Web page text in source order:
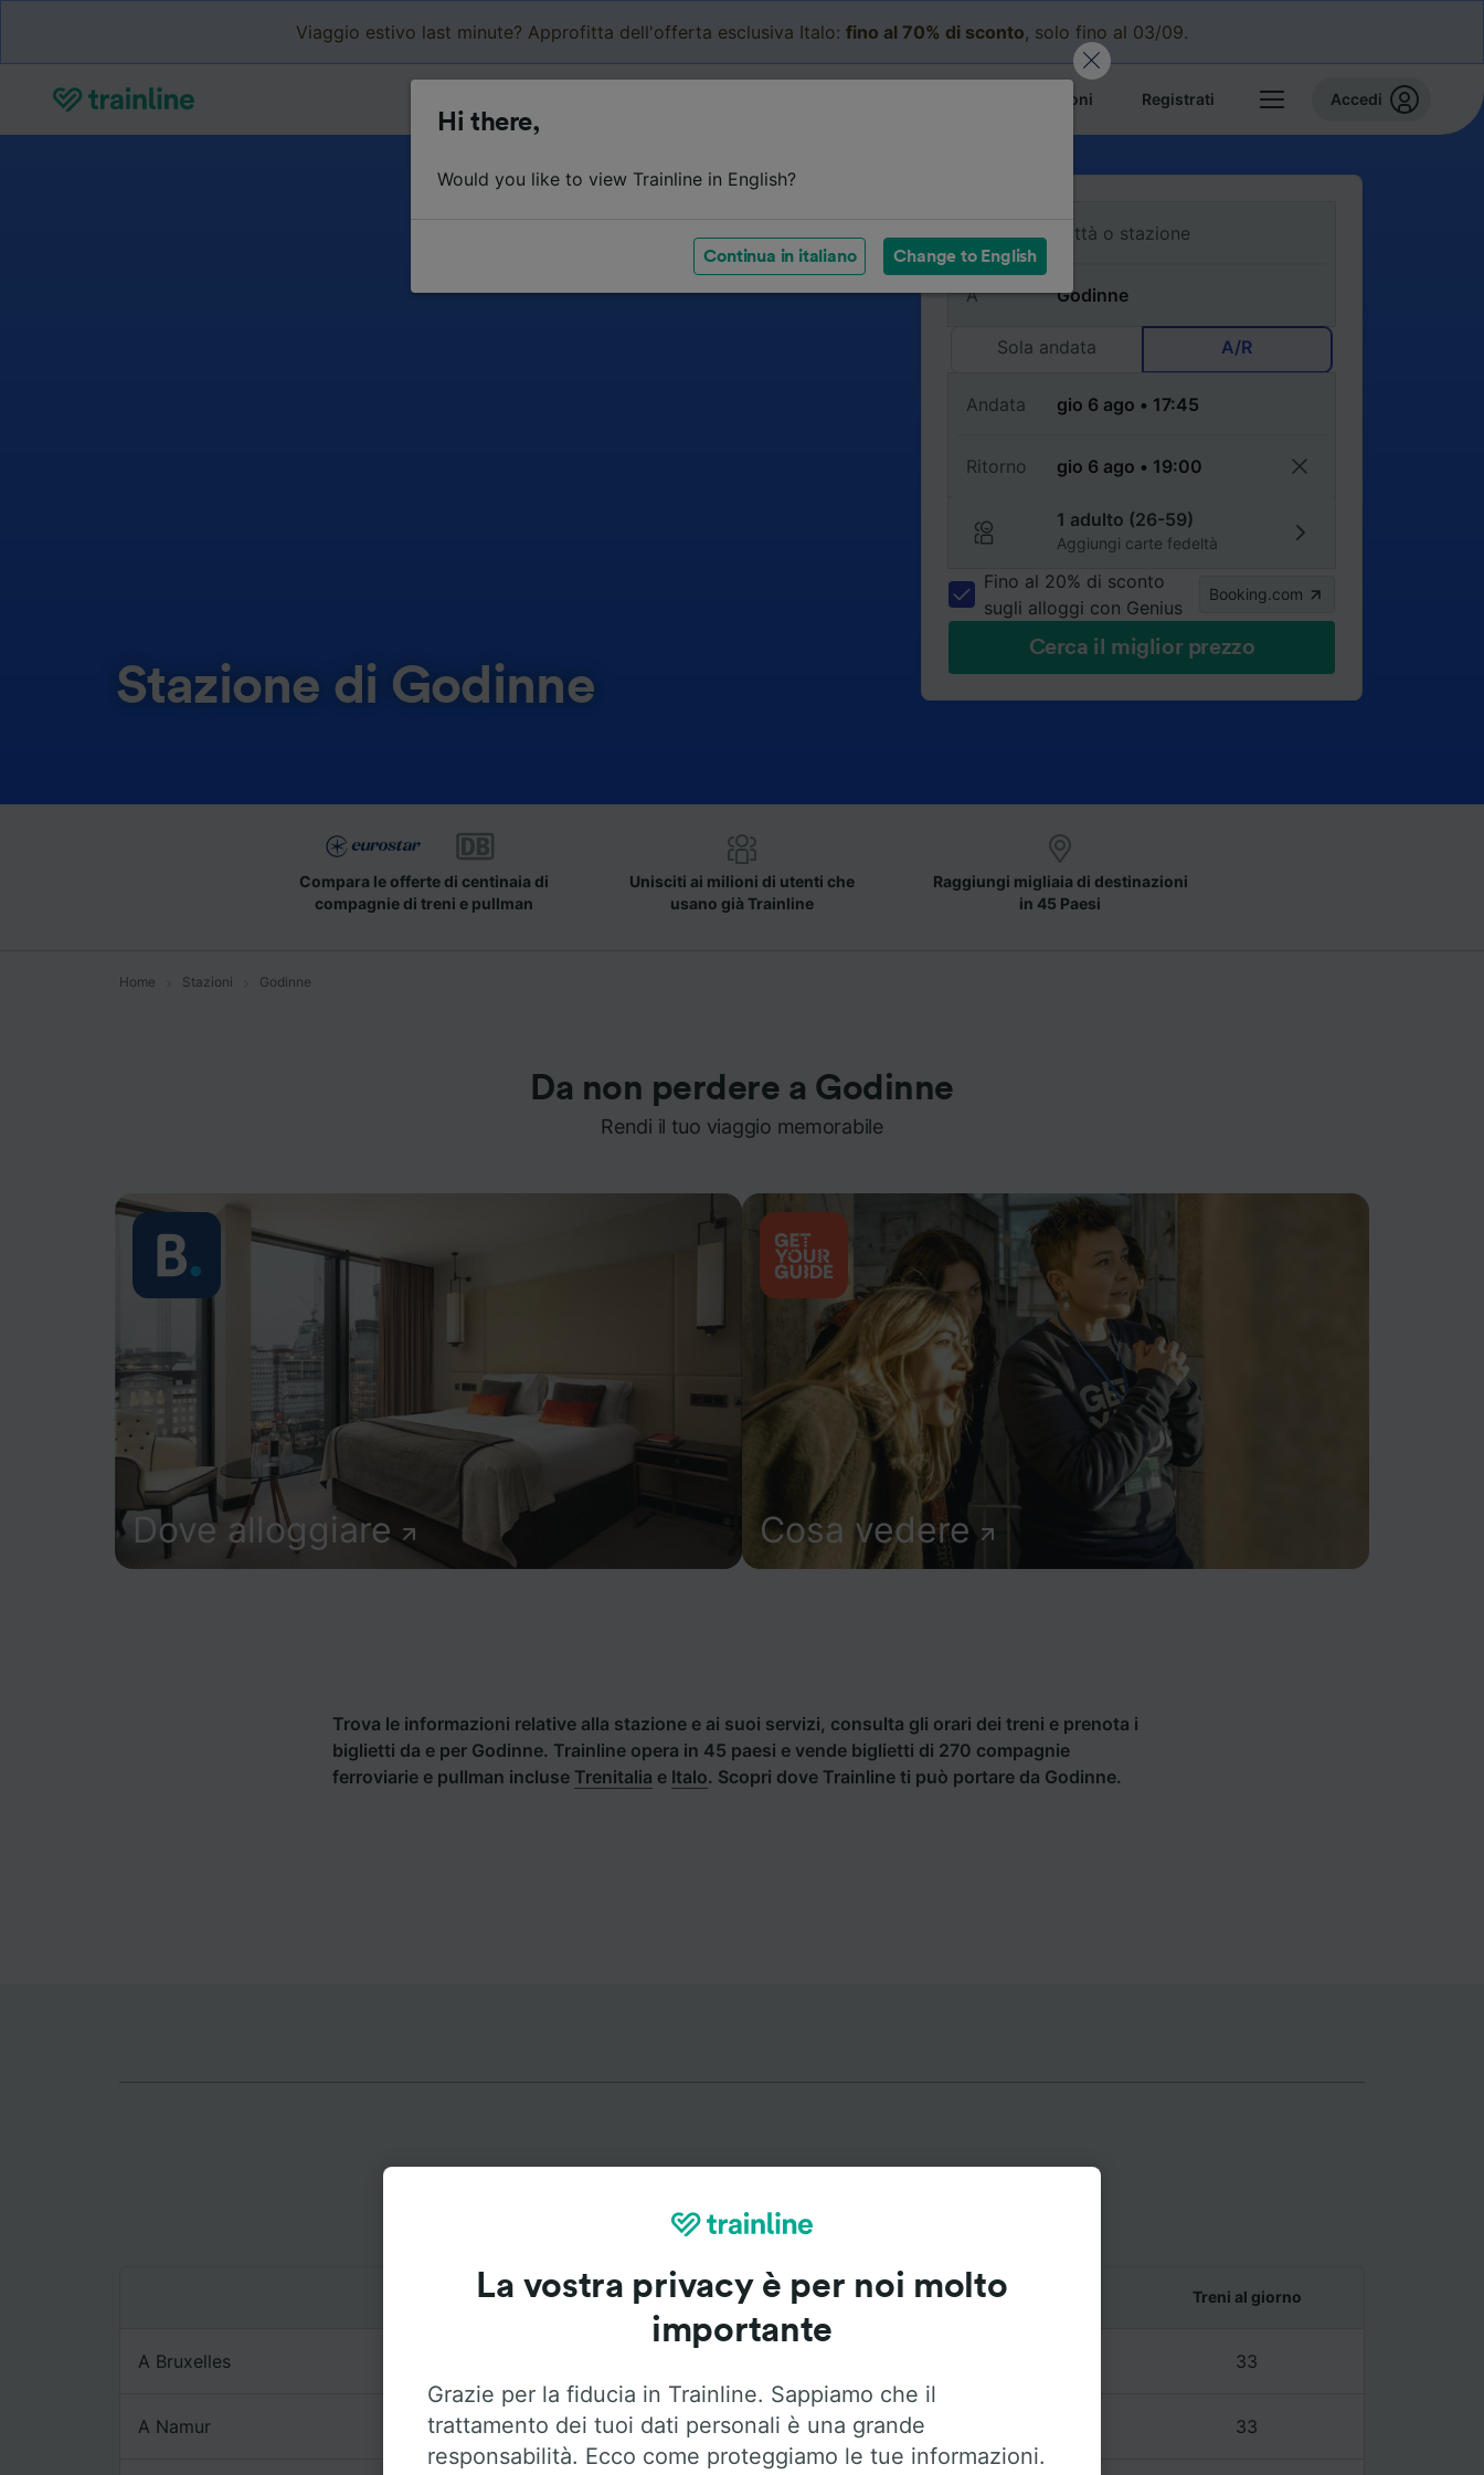
Viaggio estivo last minute? Approfitta dell'offerta esclusiva Italo: fino al 70% di sconto, solo fino al 03/09.
Le mie prenotazioni Registrati Accedi
Stazione di Godinne
Da
A
Sola andata A/R
Andata
Ritorno
1 adulto (26-59)
Aggiungi carte fedeltà
Fino al 20% di sconto
sugli alloggi con Genius
Booking.com
Cerca il miglior prezzo
Compara le offerte di centinaia di
compagnie di treni e pullman
Unisciti ai milioni di utenti che
usano già Trainline
Raggiungi migliaia di destinazioni
in 45 Paesi
Home Stazioni Godinne
Da non perdere a Godinne
Rendi il tuo viaggio memorabile
Dove alloggiare Cosa vedere
Trova le informazioni relative alla stazione e ai suoi servizi, consulta gli orari dei treni e prenota i
biglietti da e per Godinne. Trainline opera in 45 paesi e vende biglietti di 270 compagnie
ferroviarie e pullman incluse Trenitalia e Italo. Scopri dove Trainline ti può portare da Godinne.
Itinerari più popolari da Godinne
Durata Primo e ultimo treno Treni al giorno
A Bruxelles 33
A Namur 18m 33
Hi there,
Would you like to view Trainline in English?
Continua in italiano Change to English
La vostra privacy è per noi molto
importante
Grazie per la fiducia in Trainline. Sappiamo che il
trattamento dei tuoi dati personali è una grande
responsabilità. Ecco come proteggiamo le tue informazioni.